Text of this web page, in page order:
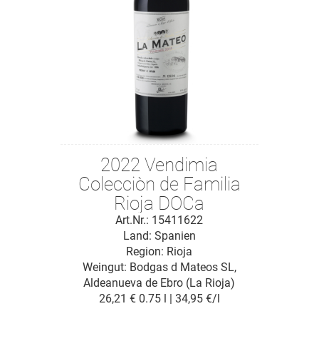
2022 Vendimia
Colecciòn de Familia
Rioja DOCa
Art.Nr.: 15411622
Region: Rioja
Land: Spanien
Weingut: Bodgas d Mateos SL,
Aldeanueva de Ebro (La Rioja)
26,21 € 0.75 l | 34,95 €/l